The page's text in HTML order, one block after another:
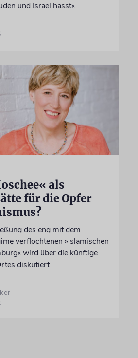
und Israel hasst«
als
für die Opfer
des eng mit dem
verflochtenen »Islamischen
wird über die künftige
diskutiert